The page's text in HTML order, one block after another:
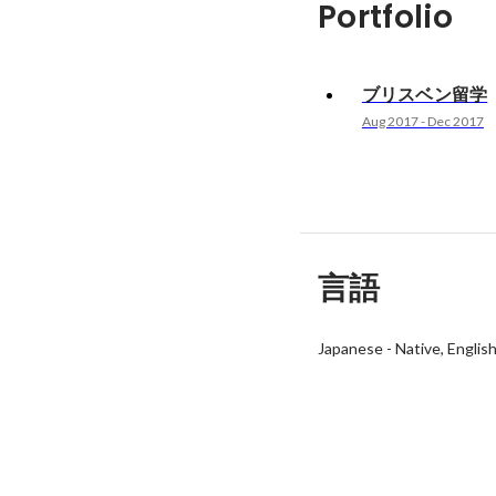
Portfolio
ブリスベン留学
Aug 2017- Dec 2017
言語
Japanese- Native English